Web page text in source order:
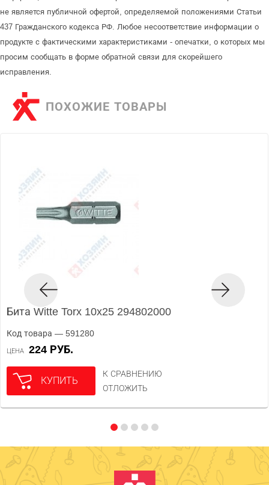
не является публичной офертой, определяемой положениями Статьи
437 Гражданского кодекса РФ. Любое несоответствие информации о
продукте с фактическими характеристиками - опечатки, о которых мы
просим сообщать в форме обратной связи для скорейшего
исправления.
ПОХОЖИЕ ТОВАРЫ
Бита Witte Torx 10x25 294802000
Код товара — 591280
ЦЕНА 224 РУБ.
КУПИТЬ
К СРАВНЕНИЮ
ОТЛОЖИТЬ